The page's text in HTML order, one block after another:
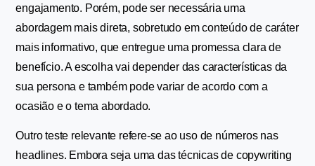
engajamento. Porém, pode ser necessária uma
abordagem mais direta, sobretudo em conteúdo de caráter
mais informativo, que entregue uma promessa clara de
benefício. A escolha vai depender das características da
sua persona e também pode variar de acordo com a
ocasião e o tema abordado.
Outro teste relevante refere-se ao uso de números nas
headlines. Embora seja uma das técnicas de copywriting